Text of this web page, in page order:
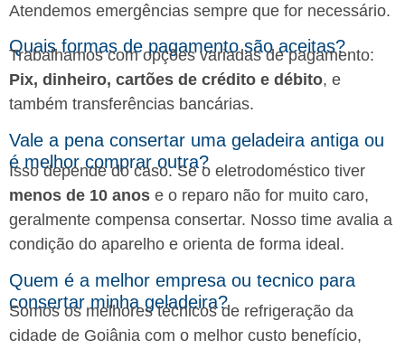
Atendemos emergências sempre que for necessário.
Quais formas de pagamento são aceitas?
Trabalhamos com opções variadas de pagamento:
Pix, dinheiro, cartões de crédito e débito, e
também transferências bancárias.
Vale a pena consertar uma geladeira antiga ou
é melhor comprar outra?
Isso depende do caso. Se o eletrodoméstico tiver
menos de 10 anos e o reparo não for muito caro,
geralmente compensa consertar. Nosso time avalia a
condição do aparelho e orienta de forma ideal.
Quem é a melhor empresa ou tecnico para
consertar minha geladeira?
Somos os melhores técnicos de refrigeração da
cidade de Goiânia com o melhor custo benefício,